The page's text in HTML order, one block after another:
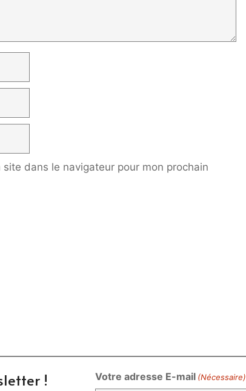
dans le navigateur pour mon prochain
! Votre adresse E-mail (Nécessaire)